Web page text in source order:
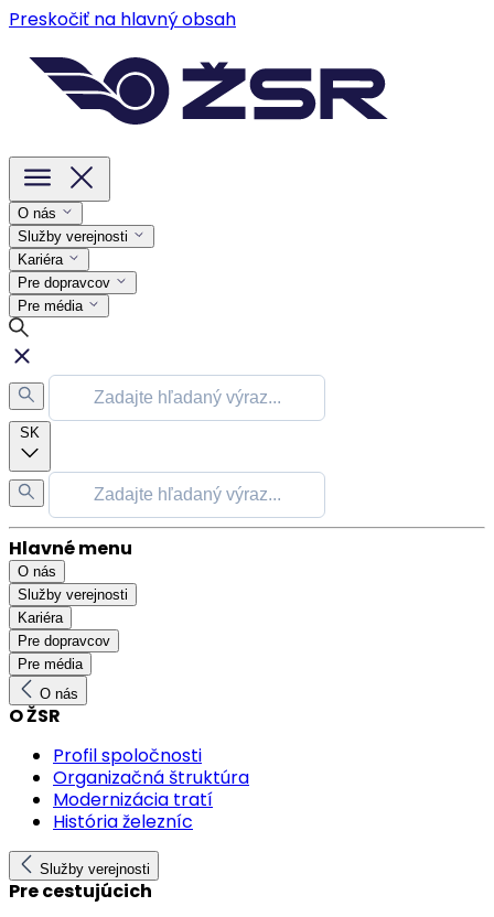
Preskočiť na hlavný obsah
O nás
Služby verejnosti
Kariéra
Pre dopravcov
Pre média
SK
Hlavné menu
O nás
Služby verejnosti
Kariéra
Pre dopravcov
Pre média
O nás
O ŽSR
Profil spoločnosti
Organizačná štruktúra
Modernizácia tratí
História železníc
Služby verejnosti
Pre cestujúcich